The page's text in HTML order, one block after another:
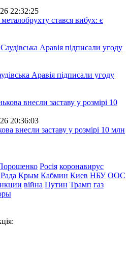
22:32:25
стався вибух: є
Аравія підписали угоду
20:36:03
внесли заставу у розмірі 10 млн
Росія коронавирус
Рада Крым Кабмин Киев НБУ ООС
війна Путин Трамп газ